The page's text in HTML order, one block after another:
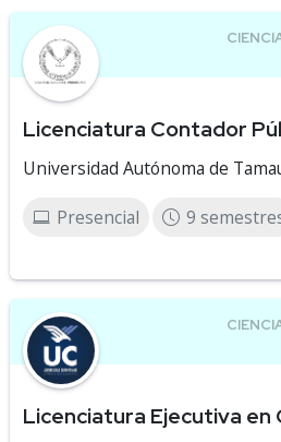
Licenciatura Contador
Universidad Autónoma de
Presencial 9
Licenciatura Ejecutiva en